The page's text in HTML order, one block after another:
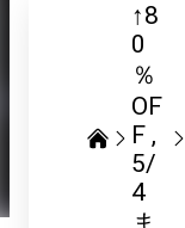
↑8
0
％
OF
F
5/
4